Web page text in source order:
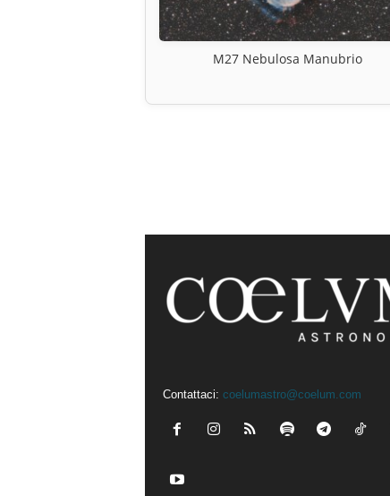
M27 Nebulosa Manubrio
Contattaci: coelumastro@coelum.com